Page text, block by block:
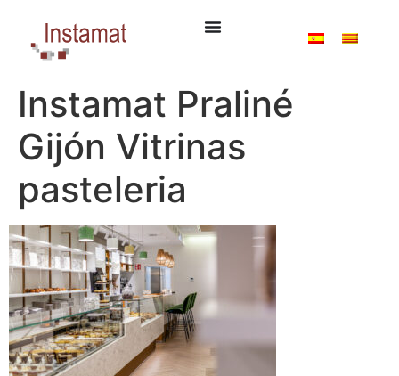
Instamat Praliné
Gijón Vitrinas
pasteleria